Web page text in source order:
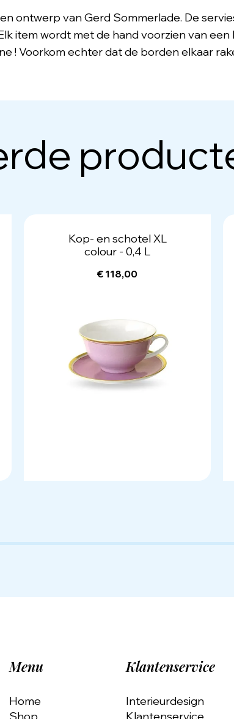
ontwerp van Gerd Sommerlade. De
item wordt met de hand voorzien van een
! Voorkom echter dat de borden elkaar
Kop- en schotel XL
colour - 0,4 L
€ 118,00
Menu
Home
Klantenservice
Interieurdesign